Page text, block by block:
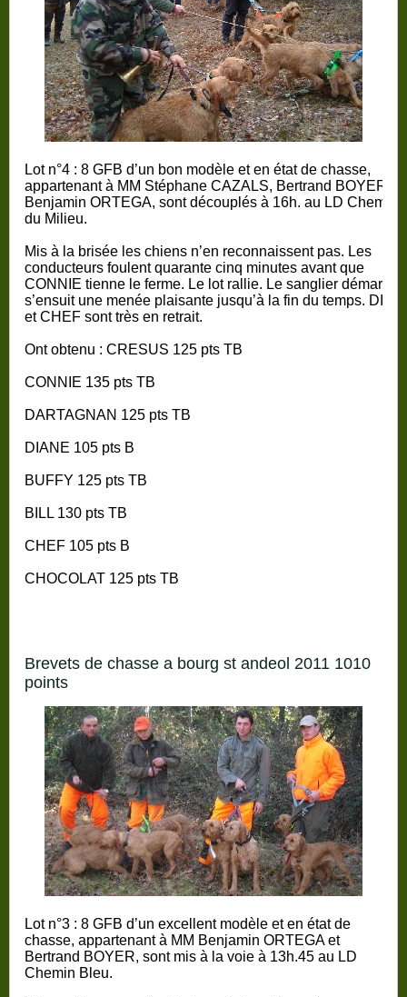
Lot n°4 : 8 GFB d’un bon modèle et en état de chasse,
appartenant à MM Stéphane CAZALS, Bertrand BOYER et
Benjamin ORTEGA, sont découplés à 16h. au LD Chemin
du Milieu.
Mis à la brisée les chiens n’en reconnaissent pas. Les
conducteurs foulent quarante cinq minutes avant que
CONNIE tienne le ferme. Le lot rallie. Le sanglier démarre,
s’ensuit une menée plaisante jusqu’à la fin du temps.
et CHEF sont très en retrait.
Ont obtenu : CRESUS 125 pts TB
CONNIE 135 pts TB
DARTAGNAN 125 pts TB
DIANE 105 pts B
BUFFY 125 pts TB
BILL 130 pts TB
CHEF 105 pts B
CHOCOLAT 125 pts TB
brevets de chasse a bourg st andeol 2011 1010
points
Lot n°3 : 8 GFB d’un excellent modèle et en état de
chasse, appartenant à MM Benjamin ORTEGA et
Bertrand BOYER, sont mis à la voie à 13h.45 au LD
Chemin Bleu.